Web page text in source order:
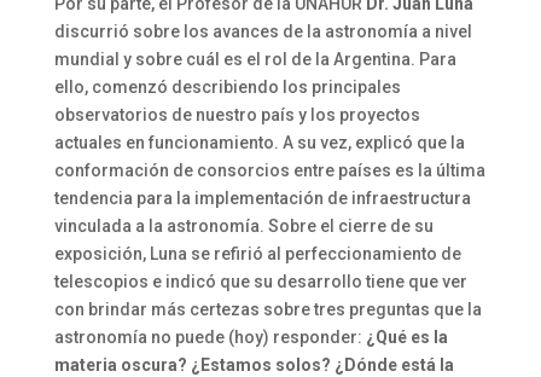
Por su parte, el Profesor de la UNAHUR Dr. Juan Luna
discurrió sobre los avances de la astronomía a nivel
mundial y sobre cuál es el rol de la Argentina. Para
ello, comenzó describiendo los principales
observatorios de nuestro país y los proyectos
actuales en funcionamiento. A su vez, explicó que la
conformación de consorcios entre países es la última
tendencia para la implementación de infraestructura
vinculada a la astronomía. Sobre el cierre de su
exposición, Luna se refirió al perfeccionamiento de
telescopios e indicó que su desarrollo tiene que ver
con brindar más certezas sobre tres preguntas que la
astronomía no puede (hoy) responder: ¿Qué es la
materia oscura? ¿Estamos solos? ¿Dónde está la